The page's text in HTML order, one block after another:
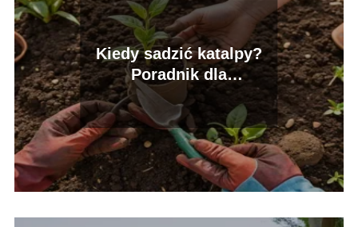
Kiedy sadzić katalpy?
Poradnik dla
początkujących
ogrodników